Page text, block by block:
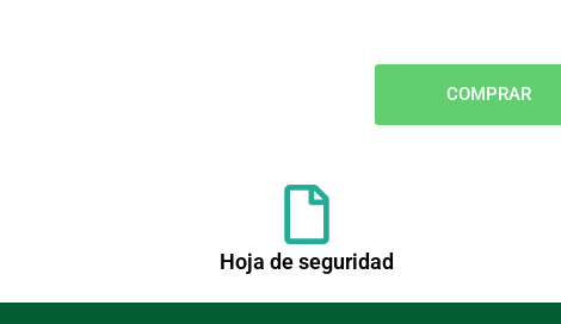
COMPRAR
Hoja de seguridad